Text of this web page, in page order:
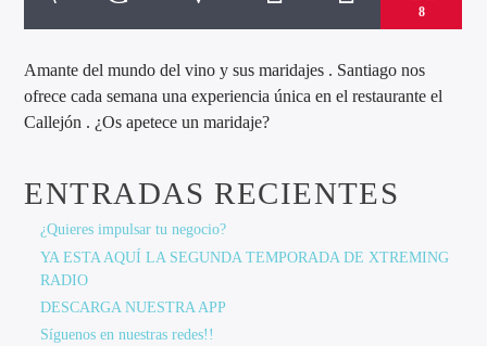
8
Amante del mundo del vino y sus maridajes . Santiago nos
ofrece cada semana una experiencia única en el restaurante el
Callejón . ¿Os apetece un maridaje?
ENTRADAS RECIENTES
¿Quieres impulsar tu negocio?
YA ESTA AQUÍ LA SEGUNDA TEMPORADA DE XTREMING
RADIO
DESCARGA NUESTRA APP
Síguenos en nuestras redes!!